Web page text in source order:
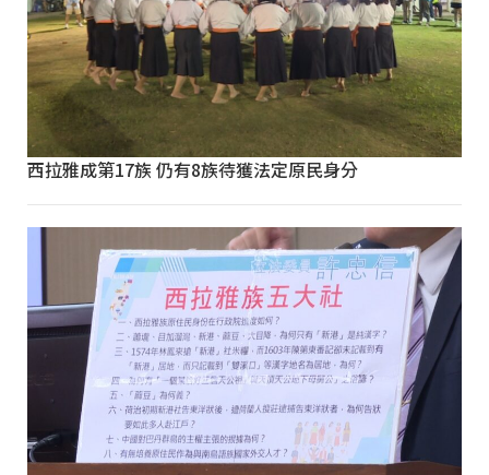
西拉雅成第17族 仍有8族待獲法定原民身分